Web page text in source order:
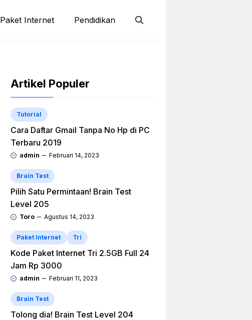
Paket Internet Pendidikan
Artikel Populer
Tutorial
Cara Daftar Gmail Tanpa No Hp di PC
Terbaru 2019
admin Februari 14, 2023
Brain Test
Pilih Satu Permintaan! Brain Test
Level 205
Toro Agustus 14, 2023
Paket Internet Tri
Kode Paket Internet Tri 2.5GB Full 24
Jam Rp 3000
admin Februari 11, 2023
Brain Test
Tolong dia! Brain Test Level 204